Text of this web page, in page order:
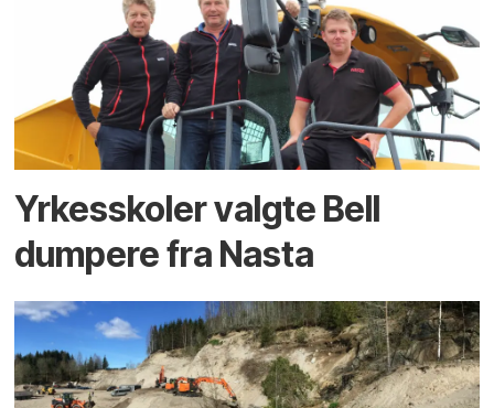
Yrkesskoler valgte Bell
dumpere fra Nasta